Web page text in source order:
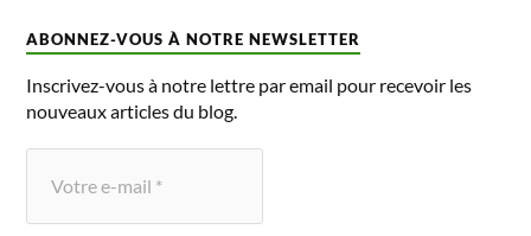
ABONNEZ-VOUS À NOTRE NEWSLETTER
Inscrivez-vous à notre lettre par email pour recevoir les
nouveaux articles du blog.